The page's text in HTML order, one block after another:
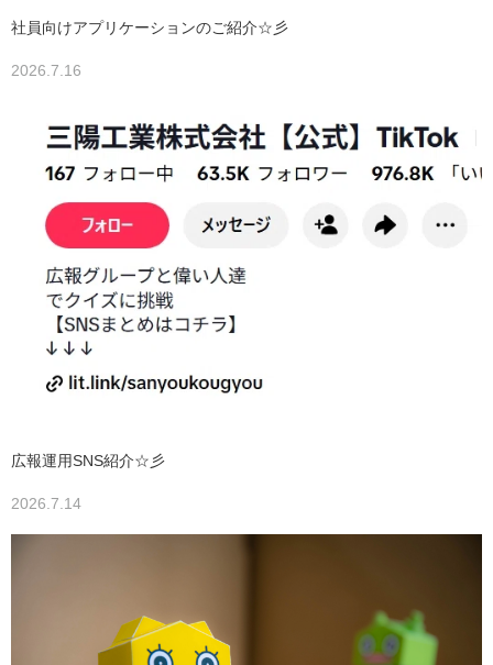
社員向けアプリケーションのご紹介☆彡
2026.7.16
広報運用SNS紹介☆彡
2026.7.14